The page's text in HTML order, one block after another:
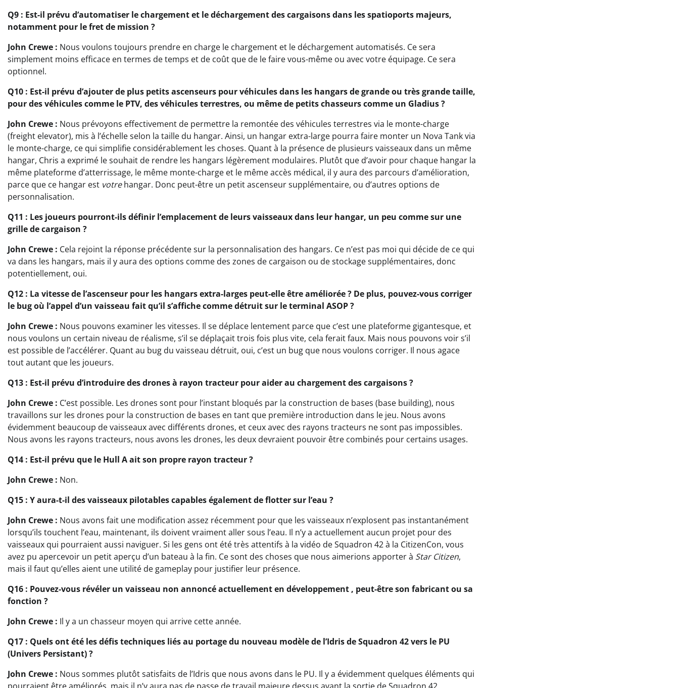
Q9 : Est-il prévu d’automatiser le chargement et le déchargement des cargaisons dans les spatioports majeurs,
notamment pour le fret de mission ?
John Crewe : Nous voulons toujours prendre en charge le chargement et le déchargement automatisés. Ce sera
simplement moins efficace en termes de temps et de coût que de le faire vous-même ou avec votre équipage. Ce sera
optionnel.
Q10 : Est-il prévu d’ajouter de plus petits ascenseurs pour véhicules dans les hangars de grande ou très grande taille,
pour des véhicules comme le PTV, des véhicules terrestres, ou même de petits chasseurs comme un Gladius ?
John Crewe : Nous prévoyons effectivement de permettre la remontée des véhicules terrestres via le monte-charge
(freight elevator), mis à l’échelle selon la taille du hangar. Ainsi, un hangar extra-large pourra faire monter un Nova Tank via
le monte-charge, ce qui simplifie considérablement les choses. Quant à la présence de plusieurs vaisseaux dans un même
hangar, Chris a exprimé le souhait de rendre les hangars légèrement modulaires. Plutôt que d’avoir pour chaque hangar la
même plateforme d’atterrissage, le même monte-charge et le même accès médical, il y aura des parcours d’amélioration,
parce que ce hangar est votrehangar. Donc peut-être un petit ascenseur supplémentaire, ou d’autres options de
personnalisation.
Q11 : Les joueurs pourront-ils définir l’emplacement de leurs vaisseaux dans leur hangar, un peu comme sur une
grille de cargaison ?
John Crewe : Cela rejoint la réponse précédente sur la personnalisation des hangars. Ce n’est pas moi qui décide de ce qui
va dans les hangars, mais il y aura des options comme des zones de cargaison ou de stockage supplémentaires, donc
potentiellement, oui.
Q12 : La vitesse de l’ascenseur pour les hangars extra-larges peut-elle être améliorée ? De plus, pouvez-vous corriger
le bug où l’appel d’un vaisseau fait qu’il s’affiche comme détruit sur le terminal ASOP ?
John Crewe : Nous pouvons examiner les vitesses. Il se déplace lentement parce que c’est une plateforme gigantesque, et
nous voulons un certain niveau de réalisme, s’il se déplaçait trois fois plus vite, cela ferait faux. Mais nous pouvons voir s’il
est possible de l’accélérer. Quant au bug du vaisseau détruit, oui, c’est un bug que nous voulons corriger. Il nous agace
tout autant que les joueurs.
Q13 : Est-il prévu d’introduire des drones à rayon tracteur pour aider au chargement des cargaisons ?
John Crewe : C’est possible. Les drones sont pour l’instant bloqués par la construction de bases (base building), nous
travaillons sur les drones pour la construction de bases en tant que première introduction dans le jeu. Nous avons
évidemment beaucoup de vaisseaux avec différents drones, et ceux avec des rayons tracteurs ne sont pas impossibles.
Nous avons les rayons tracteurs, nous avons les drones, les deux devraient pouvoir être combinés pour certains usages.
Q14 : Est-il prévu que le Hull A ait son propre rayon tracteur ?
John Crewe : Non.
Q15 : Y aura-t-il des vaisseaux pilotables capables également de flotter sur l’eau ?
John Crewe : Nous avons fait une modification assez récemment pour que les vaisseaux n’explosent pas instantanément
lorsqu’ils touchent l’eau, maintenant, ils doivent vraiment aller sous l’eau. Il n’y a actuellement aucun projet pour des
vaisseaux qui pourraient aussi naviguer. Si les gens ont été très attentifs à la vidéo de Squadron 42 à la CitizenCon, vous
avez pu apercevoir un petit aperçu d’un bateau à la fin. Ce sont des choses que nous aimerions apporter à Star Citizen,
mais il faut qu’elles aient une utilité de gameplay pour justifier leur présence.
Q16 : Pouvez-vous révéler un vaisseau non annoncé actuellement en développement , peut-être son fabricant ou sa
fonction ?
John Crewe : Il y a un chasseur moyen qui arrive cette année.
Q17 : Quels ont été les défis techniques liés au portage du nouveau modèle de l’Idris de Squadron 42 vers le PU
(Univers Persistant) ?
John Crewe : Nous sommes plutôt satisfaits de l’Idris que nous avons dans le PU. Il y a évidemment quelques éléments qui